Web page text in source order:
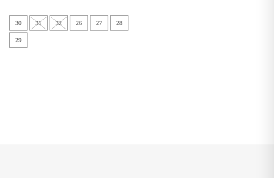
30 31 32 26 27 28
29